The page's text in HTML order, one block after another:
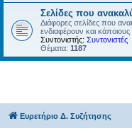
Σελίδες που
Διάφορες σελίδες που
ενδιαφέρουν και κάποιους
Συντονιστής: Συντονιστές
Θέματα: 1187
Ευρετήριο Δ. Συζήτησης